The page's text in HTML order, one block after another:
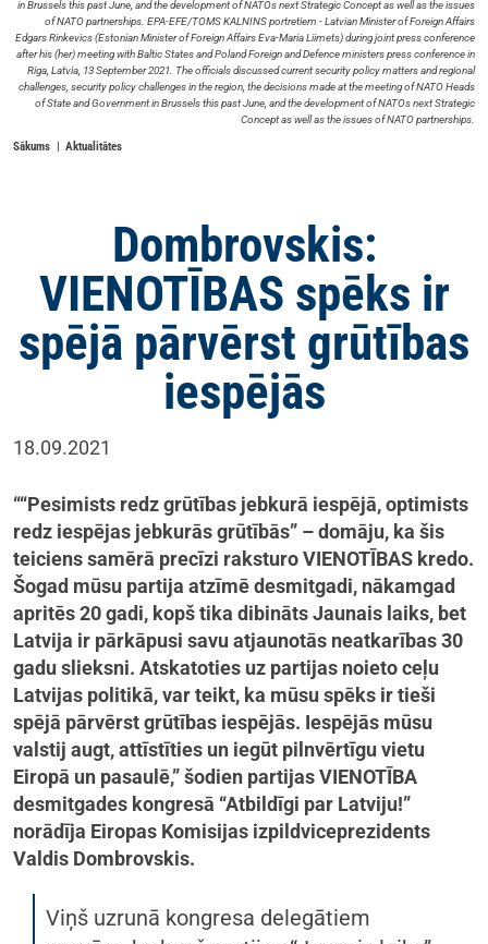
in Brussels this past June, and the development of NATOs next Strategic Concept as well as the issues
of NATO partnerships. EPA-EFE/TOMS KALNINS portretiem - Latvian Minister of Foreign Affairs
Edgars Rinkevics (Estonian Minister of Foreign Affairs Eva-Maria Liimets) during joint press conference
after his (her) meeting with Baltic States and Poland Foreign and Defence ministers press conference in
Riga, Latvia, 13 September 2021. The officials discussed current security policy matters and regional
challenges, security policy challenges in the region, the decisions made at the meeting of NATO Heads
of State and Government in Brussels this past June, and the development of NATOs next Strategic
Concept as well as the issues of NATO partnerships.
Sākums Aktualitātes
Dombrovskis:
VIENOTĪBAS spēks ir
spējā pārvērst grūtības
iespējās
18.09.2021
““Pesimists redz grūtības jebkurā iespējā, optimists
redz iespējas jebkurās grūtībās” – domāju, ka šis
teiciens samērā precīzi raksturo VIENOTĪBAS kredo.
Šogad mūsu partija atzīmē desmitgadi, nākamgad
apritēs 20 gadi, kopš tika dibināts Jaunais laiks, bet
Latvija ir pārkāpusi savu atjaunotās neatkarības 30
gadu slieksni. Atskatoties uz partijas noieto ceļu
Latvijas politikā, var teikt, ka mūsu spēks ir tieši
spējā pārvērst grūtības iespējās. Iespējās mūsu
valstij augt, attīstīties un iegūt pilnvērtīgu vietu
Eiropā un pasaulē,” šodien partijas VIENOTĪBA
desmitgades kongresā “Atbildīgi par Latviju!”
norādīja Eiropas Komisijas izpildviceprezidents
Valdis Dombrovskis.
Viņš uzrunā kongresa delegātiem